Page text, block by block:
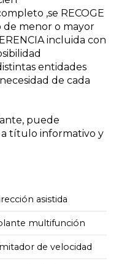
,se RECOGE
menor o mayor
incluida con
entidades
de cada
puede
título informativo y
asistida
multifunción
de velocidad